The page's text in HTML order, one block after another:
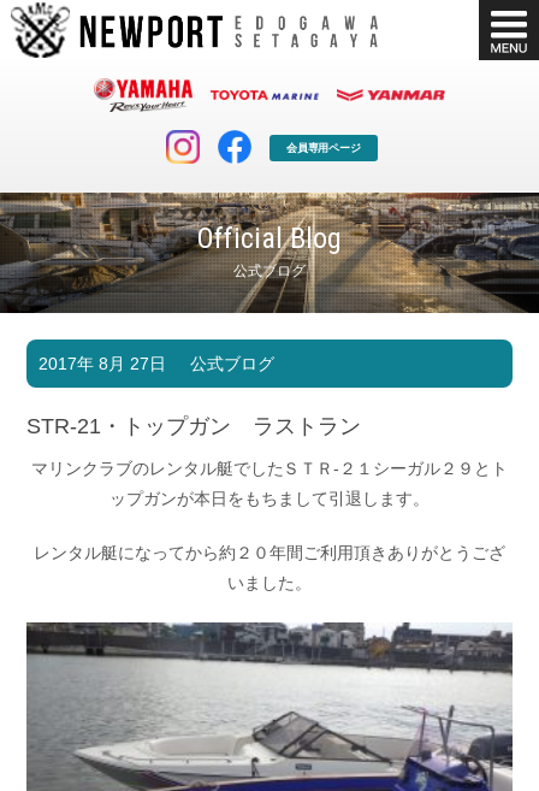
会員専用ページ
Official Blog
公式ブログ
マリンクラブ
マリンライフを堪能したい！
ボート販売
ボート免許
長年の実績と信頼！
店舗情報 公式ブログ
お問い合わせ 会社概要
採用情報
Recruit
リンク集
Link
2017年 8月 27日 公式ブログ
STR-21・トップガン ラストラン
マリンクラブのレンタル艇でしたＳＴＲ-２１シーガル２９とト
ップガンが本日をもちまして引退します。
レンタル艇になってから約２０年間ご利用頂きありがとうござ
いました。